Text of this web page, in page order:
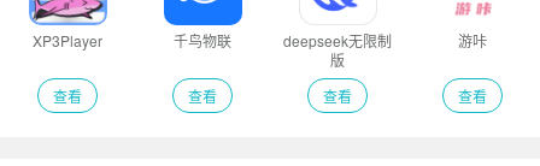
XP3Player
查看
千鸟物联
查看
deepseek无限制
版
查看
游咔
查看